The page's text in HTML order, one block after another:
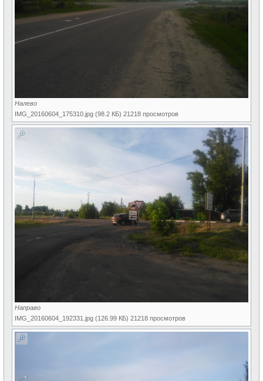
Налево
IMG_20160604_175310.jpg (98.2 КБ) 21218 просмотров
Направо
IMG_20160604_192331.jpg (126.99 КБ) 21218 просмотров